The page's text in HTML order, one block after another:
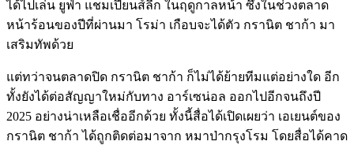
ได้ไปเล่น ยูฟ่า แชมเปี้ยนส์ลีก ในฤดูกาลหน้า ซึ่งในช่วงตลาด
หน้าร้อนของปีที่ผ่านมา โรม่า เกือบจะได้ตัว กรานิต ชาก้า มา
เสริมทัพด้วย
แต่ทว่าจนตลาดปิด กรานิต ชาก้า ก็ไม่ได้ย้ายทีมแต่อย่างใด อีก
ทั้งยังได้ต่อสัญญาใหม่กับทาง อาร์เซน่อล ออกไปอีกจนถึงปี
2025 อย่างน่าเหลือเชื่ออีกด้วย ทั้งนี้สื่อได้เปิดเผยว่า เอเยนต์ของ
กรานิต ชาก้า ได้ถูกติดต่อมาจาก หมาป่ากรุงโรม โดยสื่อได้คาด